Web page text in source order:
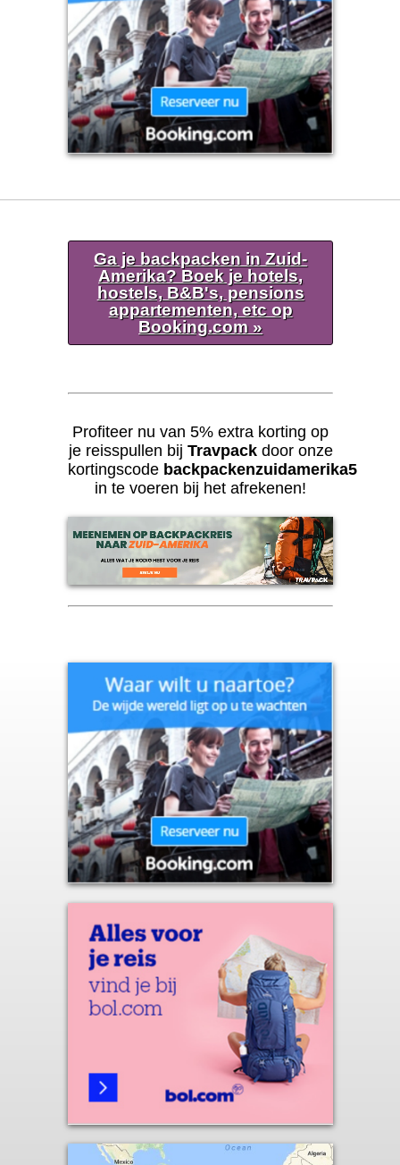
Ga je backpacken in Zuid-
Amerika? Boek je hotels,
hostels, B&B's, pensions
appartementen, etc op
Booking.com »
Profiteer nu van 5% extra korting op
je reisspullen bij Travpackdoor onze
kortingscode backpackenzuidamerika5
in te voeren bij het afrekenen!